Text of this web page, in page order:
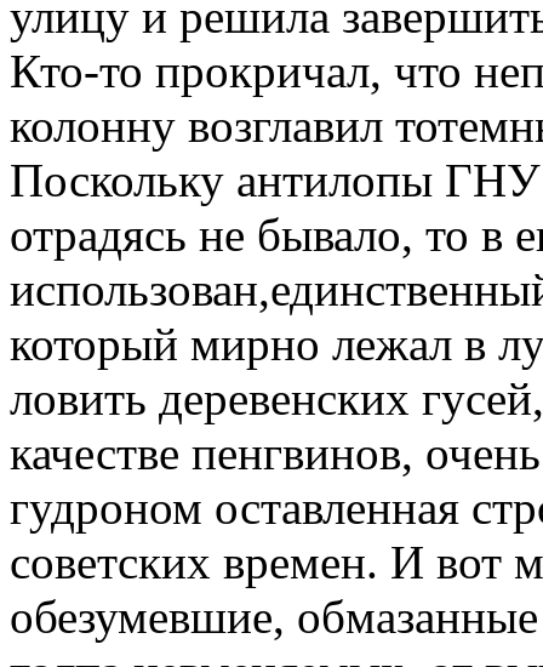
улицу и решила
Кто-то прокричал, что
колонну возглавил
Поскольку антилопы ГНУ
отрадясь не бывало, то в
который мирно лежал в
ловить деревенских
качестве пенгвинов,
гудроном оставленная
советских времен. И вот
обезумевшие,